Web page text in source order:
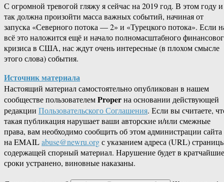
С огромной тревогой гляжу я сейчас на 2019 год. В этом году и
так должна произойти масса важных событий, начиная от
запуска «Северного потока — 2» и «Турецкого потока». Если
всё это наложится ещё и начало полномасштабного
кризиса в США, нас ждут очень интересные (в плохом смысле
этого слова) события.
Источник материала
Настоящий материал самостоятельно опубликован в нашем
сообществе пользователемProperна основании действующей
редакции Пользовательского Соглашения. Если вы считаете,
такая публикация нарушает ваши авторские и/или смежные
права, вам необходимо сообщить об этом администрации сайта
на EMAILabuse@newru.orgс указанием адреса (URL)
содержащей спорный материал. Нарушение будет в кратчайшие
сроки устранено, виновные наказаны.